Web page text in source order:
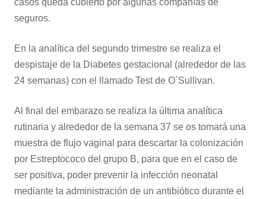
seguros.
En la analítica del segundo trimestre se realiza el
despistaje de la Diabetes gestacional (alrededor de las
24 semanas) con el llamado Test de O´Sullivan.
Al final del embarazo se realiza la última analítica
rutinaria y alrededor de la semana 37 se os tomará una
muestra de flujo vaginal para descartar la colonización
por Estreptococo del grupo B, para que en el caso de
ser positiva, poder prevenir la infección neonatal
mediante la administración de un antibiótico durante el